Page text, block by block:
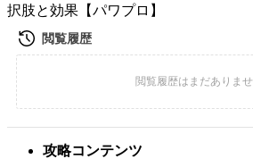
択肢と効果【パワプロ】
攻略コンテンツ